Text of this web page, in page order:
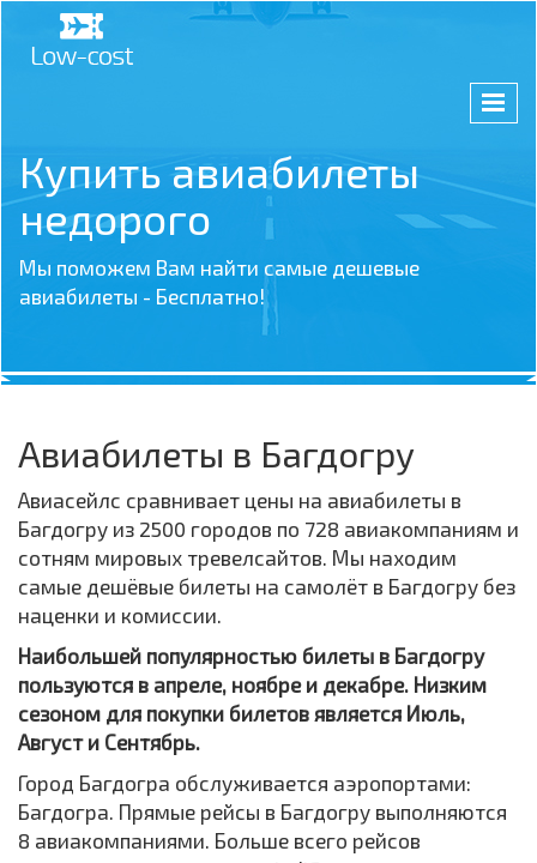
Купить авиабилеты
недорого
Мы поможем Вам найти самые дешевые
авиабилеты - Бесплатно!
Авиабилеты в Багдогру
Авиасейлс сравнивает цены на авиабилеты в
Багдогру из 2500 городов по 728 авиакомпаниям и
сотням мировых тревелсайтов. Мы находим
самые дешёвые билеты на самолёт в Багдогру без
наценки и комиссии.
Наибольшей популярностью билеты в Багдогру
пользуются в апреле, ноябре и декабре. Низким
сезоном для покупки билетов является Июль,
Август и Сентябрь.
Город Багдогра обслуживается аэропортами:
Багдогра. Прямые рейсы в Багдогру выполняются
8 авиакомпаниями. Больше всего рейсов